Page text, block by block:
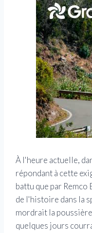
À l'heure actuelle,
répondant à cette
battu que par
de l'histoire dans la
mordrait la
quelques jours